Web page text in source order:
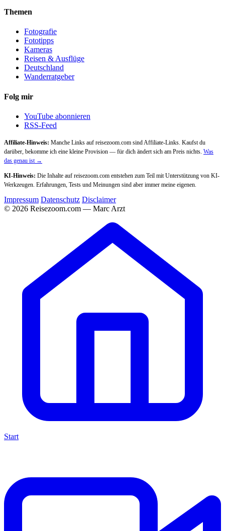
Themen
Fotografie
Fototipps
Kameras
Reisen & Ausflüge
Deutschland
Wanderratgeber
Folg mir
YouTube abonnieren
RSS-Feed
Affiliate-Hinweis: Manche Links auf reisezoom.com sind Affiliate-Links. Kaufst du
darüber, bekomme ich eine kleine Provision — für dich ändert sich am Preis nichts. Was
das genau ist →
KI-Hinweis: Die Inhalte auf reisezoom.com entstehen zum Teil mit Unterstützung von KI-
Werkzeugen. Erfahrungen, Tests und Meinungen sind aber immer meine eigenen.
Impressum Datenschutz Disclaimer
© 2026 Reisezoom.com — Marc Arzt
Start